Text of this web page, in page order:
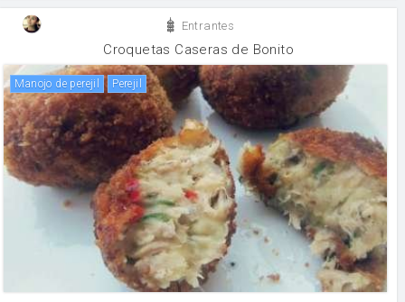
Entrantes
Croquetas Caseras de Bonito
Manojo de perejil perejil